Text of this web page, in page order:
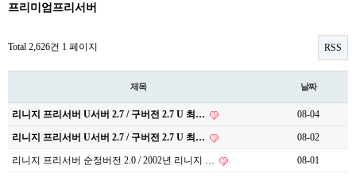
프리미엄프리서버
Total 2,626건 1 페이지 RSS
제목 날짜
리니지 프리서버 U서버 2.7 / 구버전 2.7 U 최… 08-04
리니지 프리서버 U서버 2.7 / 구버전 2.7 U 최… 08-02
리니지 프리서버 순정버전 2.0 / 2002년 리니지 … 08-01